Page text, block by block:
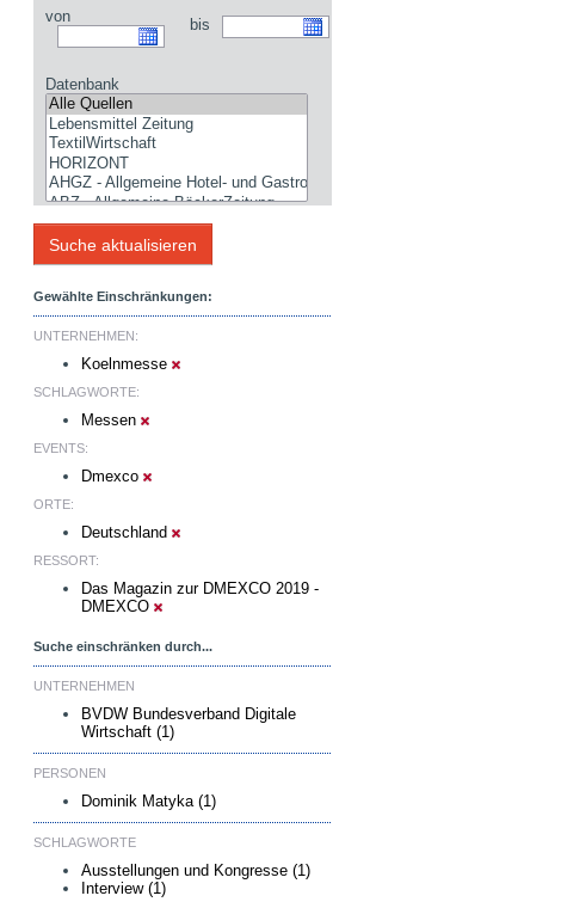
von bis
Datenbank
Gewählte Einschränkungen:
UNTERNEHMEN:
Koelnmesse
SCHLAGWORTE:
Messen
EVENTS:
Dmexco
ORTE:
Deutschland
RESSORT:
Das Magazin zur DMEXCO 2019 -
DMEXCO
Suche einschränken durch...
UNTERNEHMEN
BVDW Bundesverband Digitale
Wirtschaft (1)
PERSONEN
Dominik Matyka (1)
SCHLAGWORTE
Ausstellungen und Kongresse (1)
Interview (1)